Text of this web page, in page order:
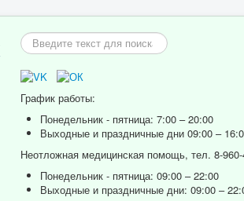
Искать...
График работы:
Понедельник - пятница: 7:00 – 20:00
Выходные и праздничные дни 09:00 –
Неотложная медицинская помощь, тел. 8-960-
Понедельник - пятница: 09:00 – 22:00
Выходные и праздничные дни: 09:00 –